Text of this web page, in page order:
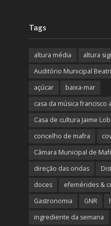
Tags
altura média altura
Auditório Municipal
açúcar
baixa-mar
casa da música francisco
Casa de cultura Jaime
concelho de mafra
Câmara Municipal de
direção das ondas
doces
efemérides &
Gastronomia
GNR
ingrediente da semana